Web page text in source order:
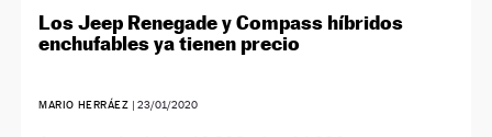
Los Jeep Renegade y Compass híbridos
enchufables ya tienen precio
MARIO HERRÁEZ | 23/01/2020